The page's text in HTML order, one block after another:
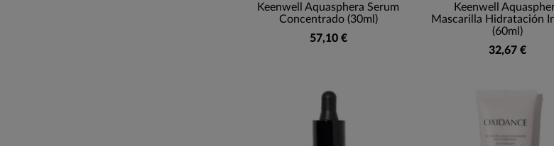
Keenwell Aquasphera Serum
Concentrado (30ml)
57,10 €
Keenwell
Mascarilla Hidratación
(60ml)
32,67 €